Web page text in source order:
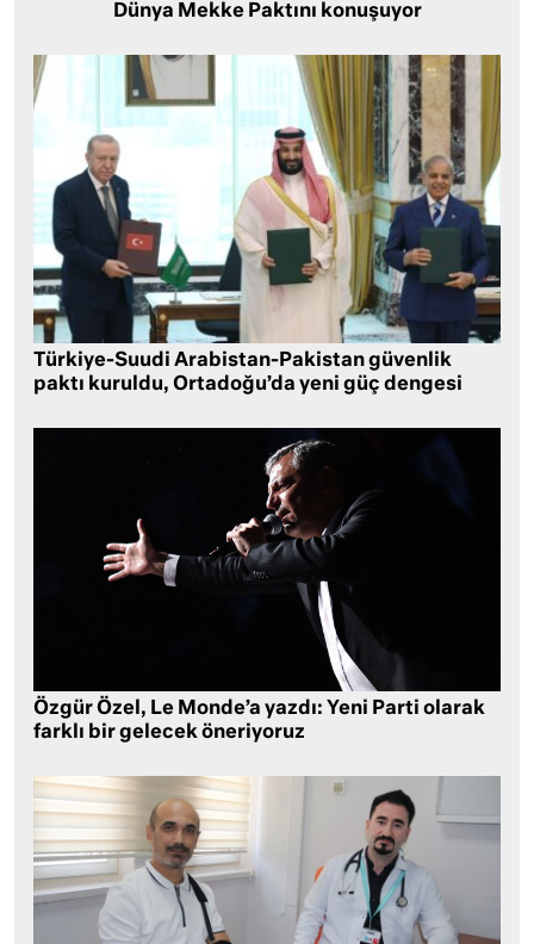
Dünya Mekke Paktını konuşuyor
Türkiye-Suudi Arabistan-Pakistan güvenlik
paktı kuruldu, Ortadoğu’da yeni güç dengesi
Özgür Özel, Le Monde’a yazdı: Yeni Parti olarak
farklı bir gelecek öneriyoruz